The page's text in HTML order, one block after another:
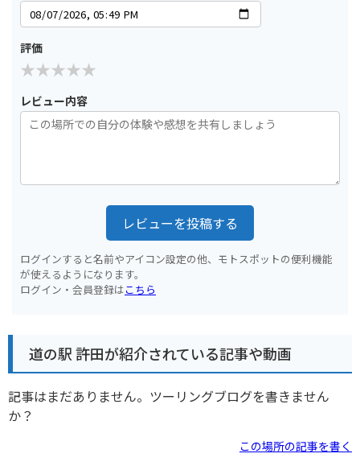
評価
レビュー内容
レビューを投稿する
ログインすると名前やアイコン設定の他、モトスポットの便利機能
が使えるようになります。
ログイン・会員登録はこちら
道の駅 許田が紹介されている記事や動画
記事はまだありません。ツーリングブログを書きません
か？
この場所の記事を書く